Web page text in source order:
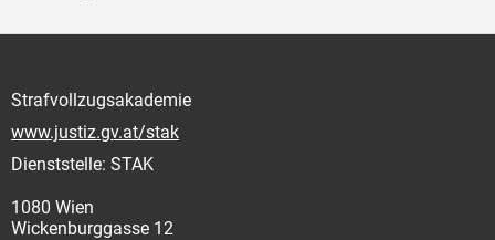
Strafvollzugsakademie
www.justiz.gv.at/stak
Dienststelle: STAK
1080 Wien
Wickenburggasse 12